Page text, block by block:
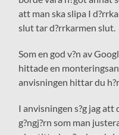
att man ska slipa I
slut tar d?rrkarmen slut.
Som en god v?n av
hittade en
anvisningen hittar du
I anvisningen s?g jag
g?ngj?rn som man